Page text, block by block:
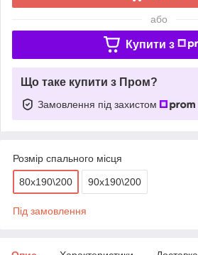
або
Купити з
Що таке купити з Пром?
Замовлення під захистом
Розмір спального місця
80х190\200 90х190\200
Під замовлення